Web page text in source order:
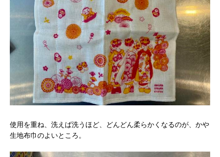
使用を重ね、洗えば洗うほど、どんどん柔らかくなるのが、かや
生地布巾のよいところ。